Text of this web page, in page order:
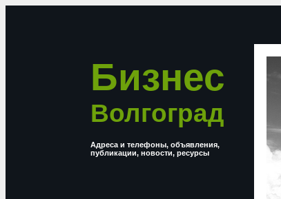
Бизнес
Волгоград
Адреса и телефоны, объявления,
публикации, новости, ресурсы